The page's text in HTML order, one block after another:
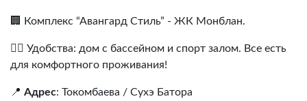
🏢 Комплекс “Авангард Стиль” - ЖК Монблан.
🏊‍♂️ Удобства: дом с бассейном и спорт залом. Все есть
для комфортного проживания!
📍 Адрес: Токомбаева / Сухэ Батора